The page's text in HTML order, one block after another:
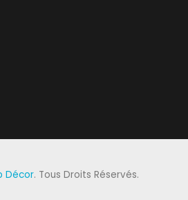
Décor. Tous Droits Réservés.